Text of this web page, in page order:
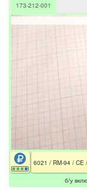
173-212-001
б/у